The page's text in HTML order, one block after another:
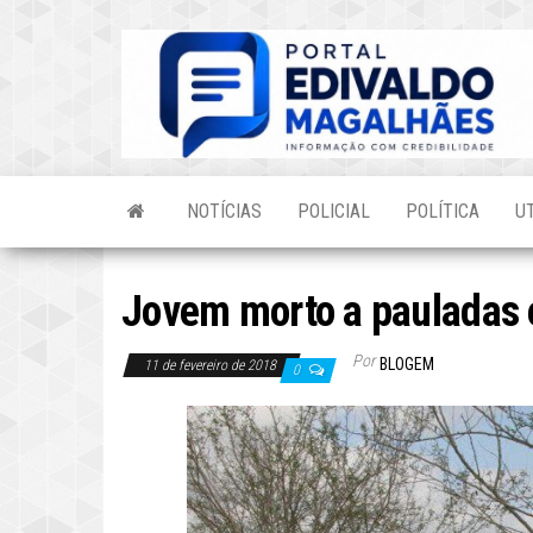
NOTÍCIAS POLICIAL POLÍTICA
Jovem morto a
11 de fevereiro de 2018 0 Por BLOGEM